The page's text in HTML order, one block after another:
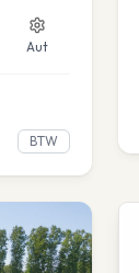
Aut
BTW